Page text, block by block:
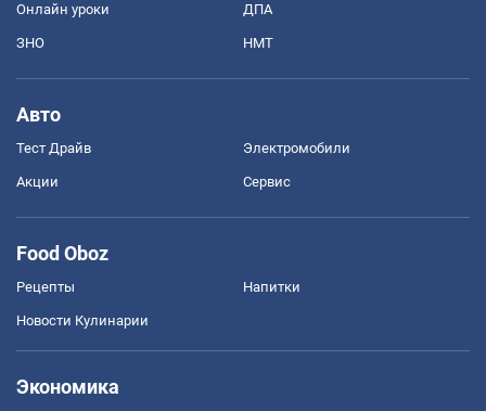
Онлайн уроки ДПА
ЗНО НМТ
Авто
Тест Драйв Электромобили
Акции Сервис
Food Oboz
Рецепты Напитки
Новости Кулинарии
Экономика